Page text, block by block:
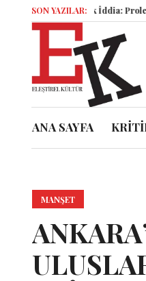
SON YAZILAR:
Büyük İddia: Proleter Öğüdü
ANA SAYFA
MANŞET